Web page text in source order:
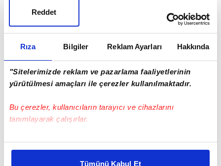
Rıza Bilgiler Reklam Ayarları Hakkında
"Sitelerimizde reklam ve pazarlama faaliyetlerinin
yürütülmesi amaçları ile çerezler kullanılmaktadır.
Bu çerezler, kullanıcıların tarayıcı ve cihazlarını
tanımlayarak çalışırlar.
Bu çerezlere izin vermeniz halinde sizlere özel
Tümünü Kabul Et
Reddet
Avrupa'nın en modern tesislerinden birisini inşa
etmek bize nasip olacak. En yakın zamanda arazinin
yeri ve durumu netleşince bilgilendireceğiz"
ERNEST MUÇİ SORUSUNA YANIT